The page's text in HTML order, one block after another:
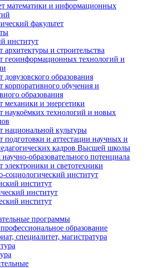
математики и информационных
факультет
институт
архитектуры и строительства
геоинформационных технологий и
довузовского образования
корпоративного обучения и
образования
механики и энергетики
наукоёмких технологий и новых
национальной культуры
подготовки и аттестации научных и
кадров Высшей школы
научно-образовательного потенциала
электроники и светотехники
социологический институт
институт
институт
институт
программы
образование
специалитет, магистратура